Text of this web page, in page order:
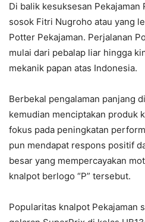
Di balik kesuksesan
sosok Fitri Nugroho atau yang
Potter Pekajaman. Perjalanan
mulai dari pebalap liar hingga
mekanik papan atas Indonesia.
Berbekal pengalaman panjang
kemudian menciptakan produk
fokus pada peningkatan
pun mendapat respons positif
besar yang mempercayakan
knalpot berlogo “P” tersebut.
Popularitas knalpot Pekajaman